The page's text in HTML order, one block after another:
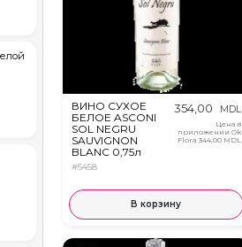
ВИНО СУХОЕ
БЕЛОЕ ASCONI
SOL NEGRU
SAUVIGNON
BLANC 0,75л
#5458
354,00 MDL
Цена в
приложении Ok
Flora 344,00 MDL
В корзину